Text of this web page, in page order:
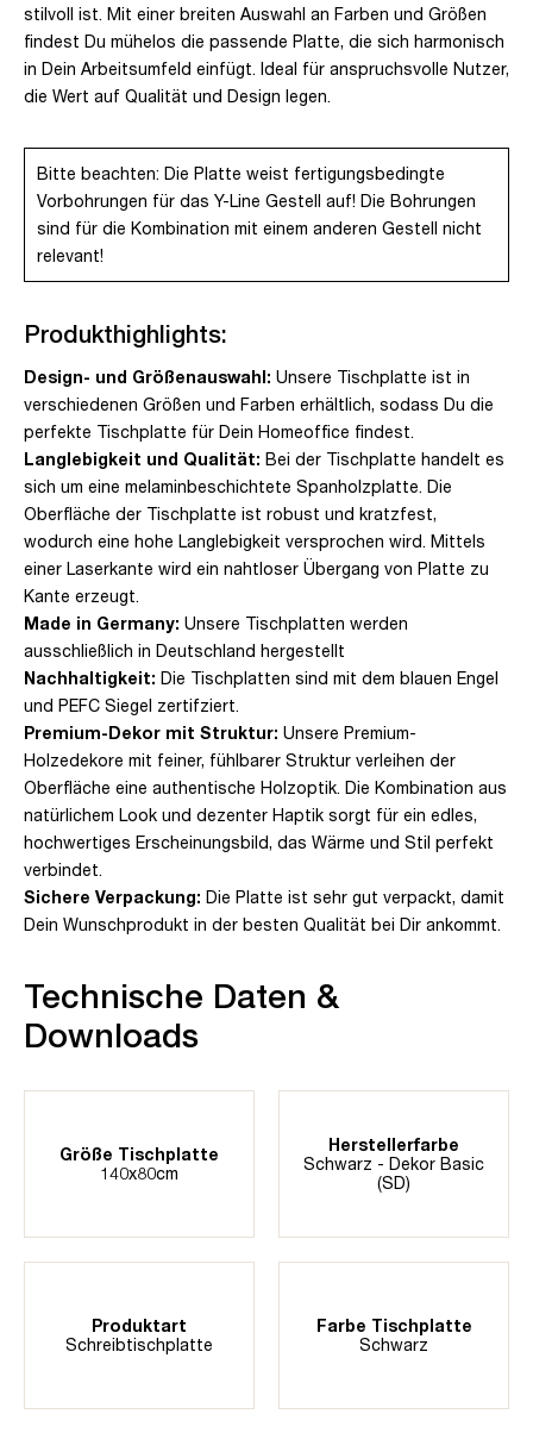
stilvoll ist. Mit einer breiten Auswahl an Farben und Größen
findest Du mühelos die passende Platte, die sich harmonisch
in Dein Arbeitsumfeld einfügt. Ideal für anspruchsvolle Nutzer,
die Wert auf Qualität und Design legen.
Bitte beachten: Die Platte weist fertigungsbedingte
Vorbohrungen für das Y-Line Gestell auf! Die Bohrungen
sind für die Kombination mit einem anderen Gestell nicht
relevant!
Produkthighlights:
Design- und Größenauswahl: Unsere Tischplatte ist in
verschiedenen Größen und Farben erhältlich, sodass Du die
perfekte Tischplatte für Dein Homeoffice findest.
Langlebigkeit und Qualität: Bei der Tischplatte handelt es
sich um eine melaminbeschichtete Spanholzplatte. Die
Oberfläche der Tischplatte ist robust und kratzfest,
wodurch eine hohe Langlebigkeit versprochen wird. Mittels
einer Laserkante wird ein nahtloser Übergang von Platte zu
Kante erzeugt.
Made in Germany: Unsere Tischplatten werden
ausschließlich in Deutschland hergestellt
Nachhaltigkeit: Die Tischplatten sind mit dem blauen Engel
und PEFC Siegel zertifziert.
Premium-Dekor mit Struktur: Unsere Premium-
Holzedekore mit feiner, fühlbarer Struktur verleihen der
Oberfläche eine authentische Holzoptik. Die Kombination aus
natürlichem Look und dezenter Haptik sorgt für ein edles,
hochwertiges Erscheinungsbild, das Wärme und Stil perfekt
verbindet.
Sichere Verpackung: Die Platte ist sehr gut verpackt, damit
Dein Wunschprodukt in der besten Qualität bei Dir ankommt.
Technische Daten &
Downloads
Größe Tischplatte
140x80cm
Herstellerfarbe
Schwarz - Dekor Basic
(SD)
Produktart
Schreibtischplatte
Farbe Tischplatte
Schwarz